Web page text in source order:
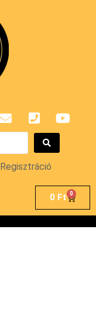
Regisztráció
0 Ft 0